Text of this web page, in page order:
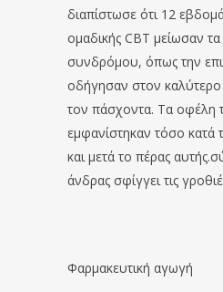
διαπίστωσε ότι 12
ομαδικής CBT μείωσαν
συνδρόμου, όπως την
οδήγησαν στον
τον πάσχοντα. Τα οφέλη
εμφανίστηκαν τόσο κατά
και μετά το πέρας
άνδρας σφίγγει τις
Φαρμακευτική αγωγή